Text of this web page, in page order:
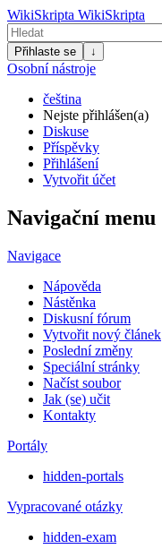
WikiSkripta WikiSkripta
Přihlaste se ↓
Osobní nástroje
čeština
Nejste přihlášen(a)
Diskuse
Příspěvky
Přihlášení
Vytvořit účet
Navigační menu
Navigace
Nápověda
Nástěnka
Diskusní fórum
Vytvořit nový článek
Poslední změny
Speciální stránky
Načíst soubor
Jak (se) učit
Kontakty
Portály
hidden-portals
Vypracované otázky
hidden-exam